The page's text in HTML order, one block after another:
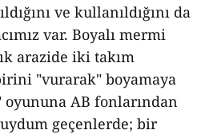
ve kullanıldığını da
var. Boyalı mermi
arazide iki takım
"vurarak" boyamaya
oyununa AB fonlarından
geçenlerde; bir